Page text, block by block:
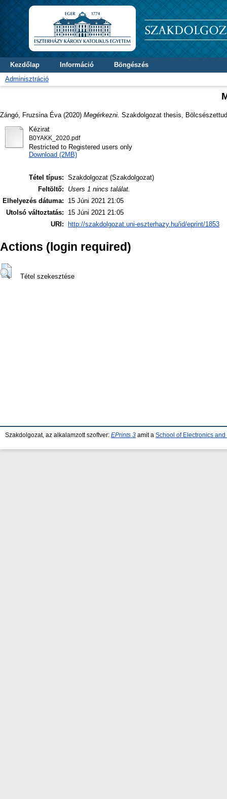
Kezdőlap Információ
Böngészés
Adminisztráció
Zángó, Fruzsina Éva (2020) Megérkezni. Szakdolgozat thesis,
Kézirat
B0YAKK_2020.pdf
Restricted to Registered users only
Download (2MB)
Tétel típus: Szakdolgozat (Szakdolgozat)
Feltöltő:
Users 1 nincs találat.
Elhelyezés dátuma:
15 Júni 2021 21:05
Utolsó változtatás:
15 Júni 2021 21:05
URI:
http://szakdolgozat.uni-eszterhazy.hu/id/eprint/1853
Actions (login required)
Tétel szekesztése
Szakdolgozat, az alkalamzott szoftver: EPrints 3 amit a School of Electronics